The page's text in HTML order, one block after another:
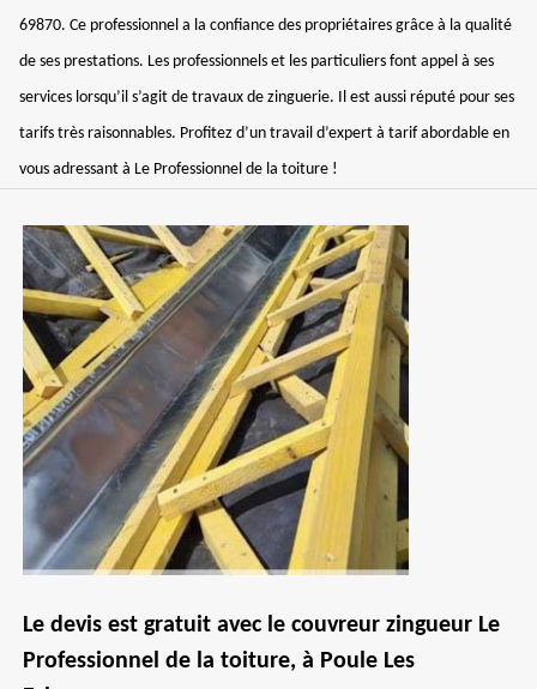
69870. Ce professionnel a la confiance des propriétaires grâce à la qualité
de ses prestations. Les professionnels et les particuliers font appel à ses
services lorsqu’il s’agit de travaux de zinguerie. Il est aussi réputé pour ses
tarifs très raisonnables. Profitez d’un travail d’expert à tarif abordable en
vous adressant à Le Professionnel de la toiture !
Le devis est gratuit avec le couvreur zingueur Le
Professionnel de la toiture, à Poule Les